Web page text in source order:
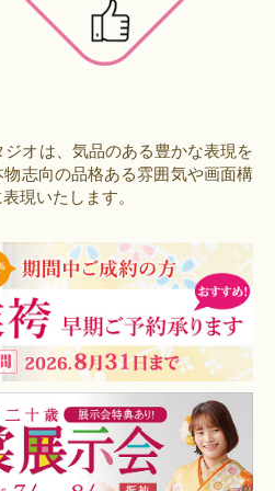
オは、気品のある豊かな表現を
志向の品格ある雰囲気や画面構
現いたします。